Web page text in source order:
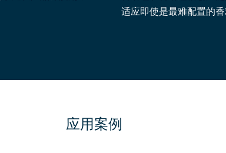
适应即使是最难配置的
应用案例